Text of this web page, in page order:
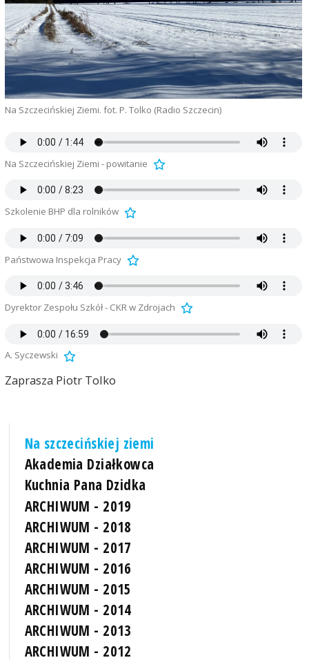
Na Szczecińskiej Ziemi. fot. P. Tolko (Radio Szczecin)
Na Szczecińskiej Ziemi - powitanie
Szkolenie BHP dla rolników
Państwowa Inspekcja Pracy
Dyrektor Zespołu Szkół - CKR w Zdrojach
A. Syczewski
Zaprasza Piotr Tolko
Na szczecińskiej ziemi
Akademia Działkowca
Kuchnia Pana Dzidka
ARCHIWUM - 2019
ARCHIWUM - 2018
ARCHIWUM - 2017
ARCHIWUM - 2016
ARCHIWUM - 2015
ARCHIWUM - 2014
ARCHIWUM - 2013
ARCHIWUM - 2012